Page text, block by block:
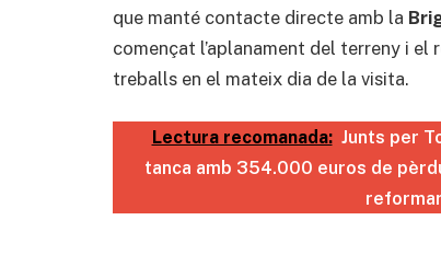
que manté contacte directe amb la
començat l’aplanament del terreny i
treballs en el mateix dia de la visita.
Lectura recomanada: Junts per
tanca amb 354.000 euros de